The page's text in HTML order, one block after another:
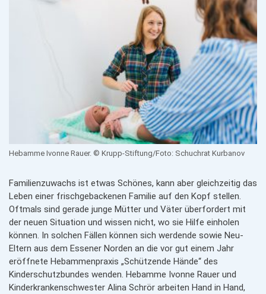
Hebamme Ivonne Rauer. © Krupp-Stiftung/Foto: Schuchrat Kurbanov
Familienzuwachs ist etwas Schönes, kann aber gleichzeitig das
Leben einer frischgebackenen Familie auf den Kopf stellen.
Oftmals sind gerade junge Mütter und Väter überfordert mit
der neuen Situation und wissen nicht, wo sie Hilfe einholen
können. In solchen Fällen können sich werdende sowie Neu-
Eltern aus dem Essener Norden an die vor gut einem Jahr
eröffnete Hebammenpraxis „Schützende Hände“ des
Kinderschutzbundes wenden. Hebamme Ivonne Rauer und
Kinderkrankenschwester Alina Schrör arbeiten Hand in Hand,